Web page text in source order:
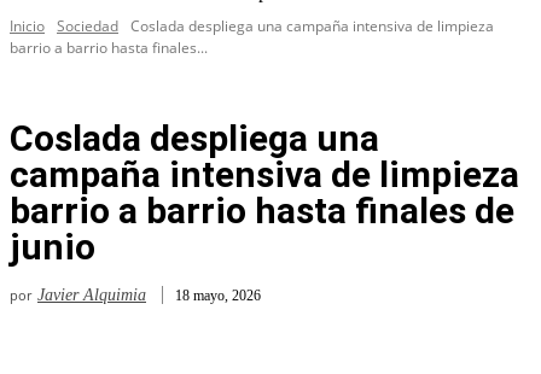
Inicio Sociedad Coslada despliega una campaña intensiva de limpieza
barrio a barrio hasta finales...
Coslada despliega una
campaña intensiva de limpieza
barrio a barrio hasta finales de
junio
por Javier Alquimia 18 mayo, 2026